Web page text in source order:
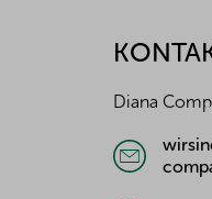
Diana